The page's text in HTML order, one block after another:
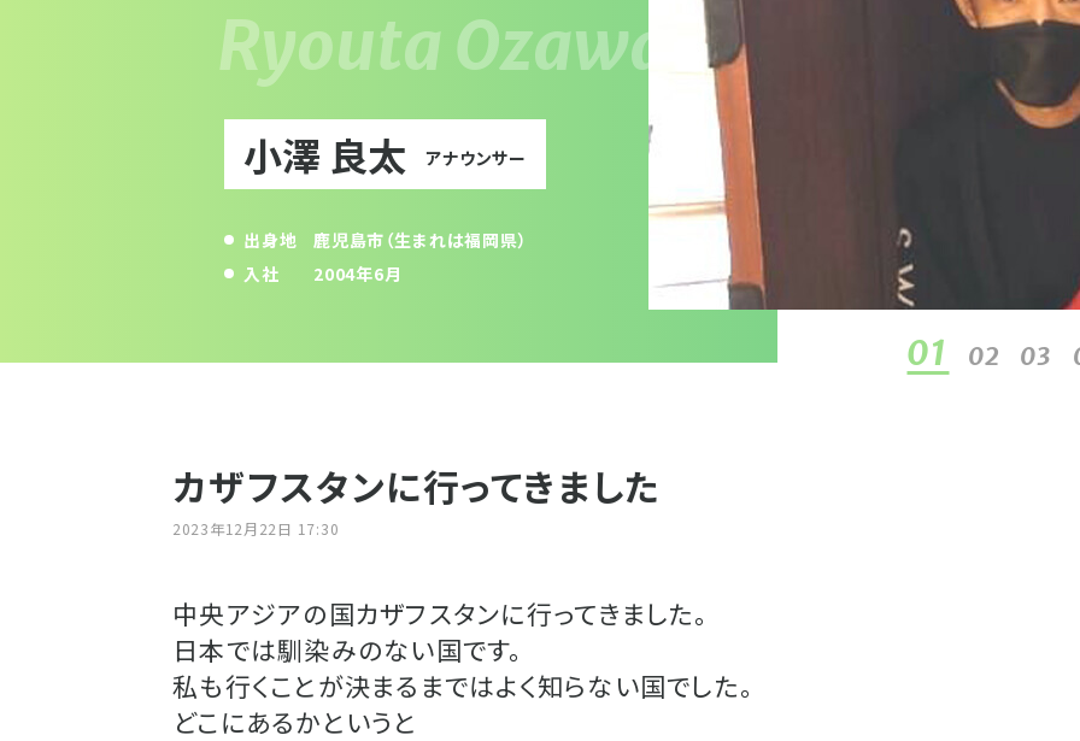
小澤 良太 アナウンサー
出身地
鹿児島市（生まれは福岡県）
入社
2004年6月
01 02 03
カザフスタンに行ってきました
2023年12月22日 17:30
中央アジアの国カザフスタンに行ってきました。
日本では馴染みのない国です。
私も行くことが決まるまではよく知らない国でした。
どこにあるかというと